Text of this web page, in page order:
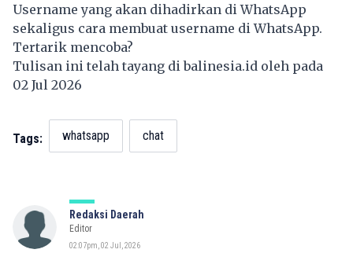
Username yang akan dihadirkan di WhatsApp
sekaligus cara membuat username di WhatsApp.
Tertarik mencoba?
Tulisan ini telah tayang dibalinesia.id oleh pada
02 Jul 2026
Tags: whatsapp chat
Redaksi Daerah
Editor
02:07pm, 02 Jul, 2026